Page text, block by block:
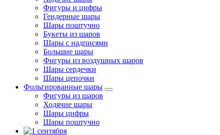
Фигуры и цифры
Гендерные шары
Шары поштучно
Букеты из шаров
Шары с надписями
Большие шары
Фигуры из воздушных шаров
Шары сердечки
Шары цепочки
Фольгированные шары
Фигуры из шаров
Ходячие шары
Шары цифры
Шары поштучно